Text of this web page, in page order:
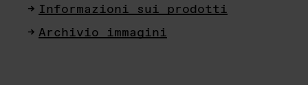
Informazioni sui prodotti
Archivio immagini